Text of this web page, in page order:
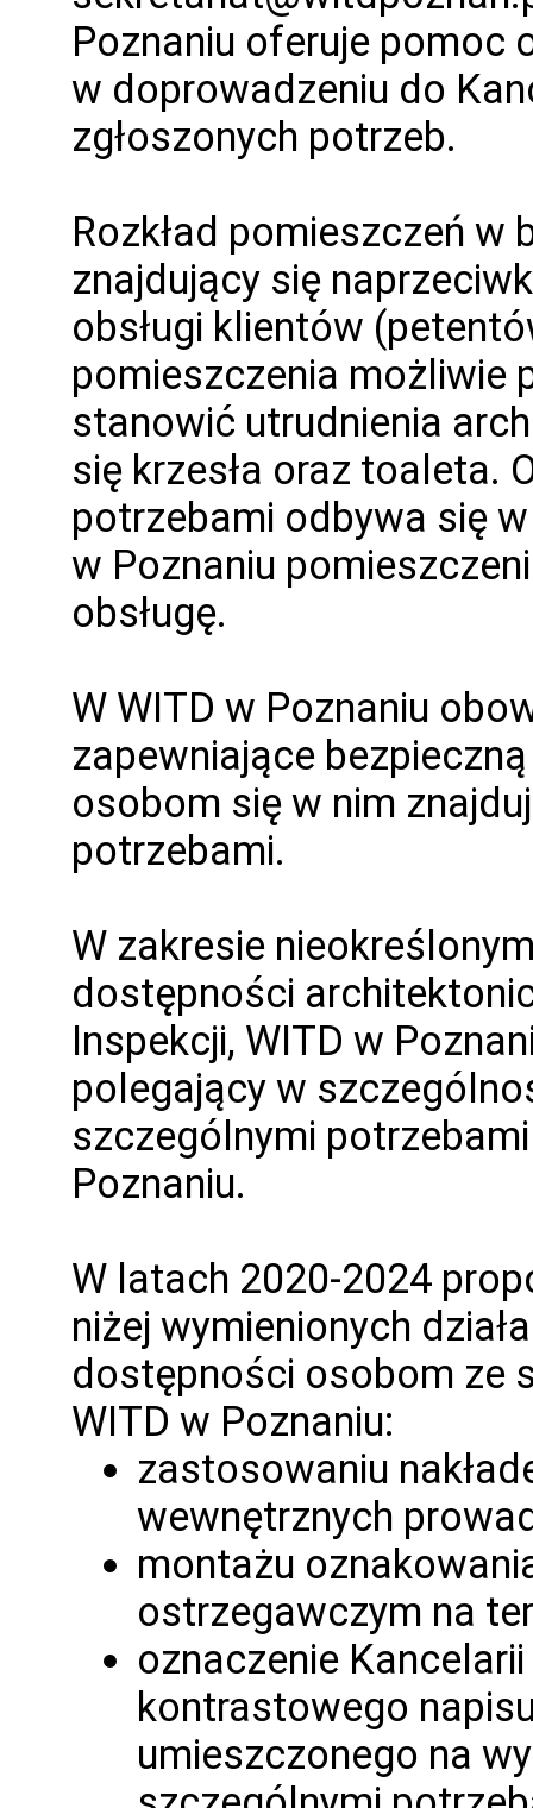
Poznaniu oferuje pomoc
w doprowadzeniu do
zgłoszonych potrzeb.
Rozkład pomieszczeń
znajdujący się
obsługi klientów
pomieszczenia możliwie
stanowić utrudnienia
się krzesła oraz toaleta.
potrzebami odbywa się
w Poznaniu
obsługę.
W WITD w Poznaniu
zapewniające
osobom się w nim
potrzebami.
W zakresie
dostępności
Inspekcji, WITD w
polegający w
szczególnymi
Poznaniu.
W latach 2020-2024
niżej wymienionych
dostępności osobom ze
WITD w Poznaniu:
zastosowaniu
wewnętrznych
montażu
ostrzegawczym na
oznaczenie
kontrastowego
umieszczonego na